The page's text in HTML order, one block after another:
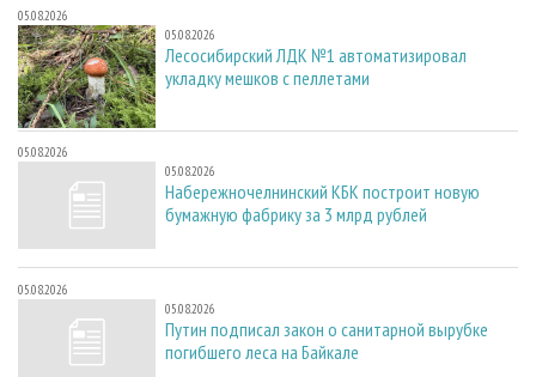
05.08.2026
05.08.2026
Лесосибирский ЛДК №1 автоматизировал
укладку мешков с пеллетами
05.08.2026
05.08.2026
Набережночелнинский КБК построит новую
бумажную фабрику за 3 млрд рублей
05.08.2026
05.08.2026
Путин подписал закон о санитарной вырубке
погибшего леса на Байкале